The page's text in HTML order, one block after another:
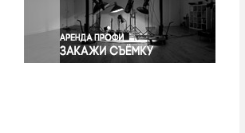
Экология
Экономика и бизнес